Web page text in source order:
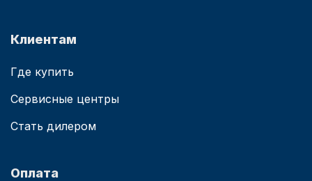
Клиентам
Где купить
Сервисные центры
Стать дилером
Оплата